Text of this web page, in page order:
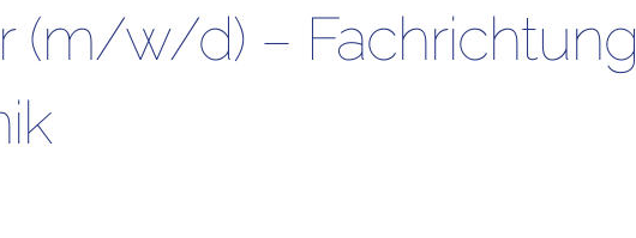
(m/w/d) – Fachrichtung